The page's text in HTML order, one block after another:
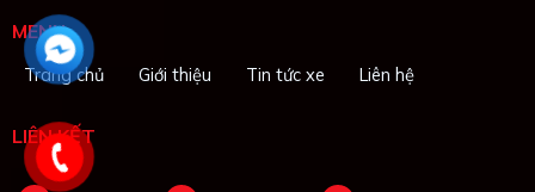
MENU
Trang chủ Giới thiệu Tin tức xe Liên hệ
LIÊN KẾT